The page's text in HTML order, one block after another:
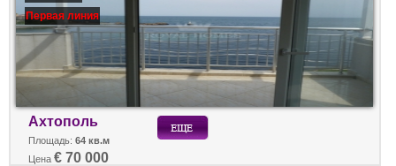
Первая линия
Ахтополь
Площадь: 64 кв.м
Цена € 70 000